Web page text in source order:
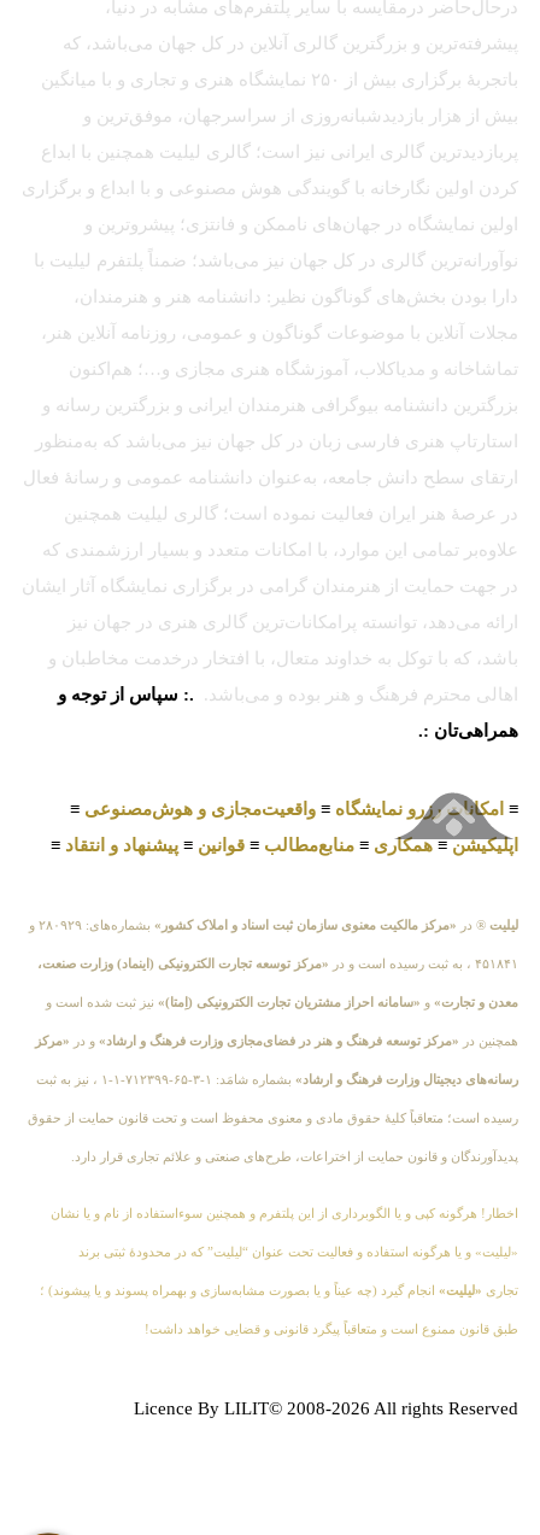
درحال‌حاضر درمقایسه با سایر پلتفرم‌های مشابه در دنیا،
پیشرفته‌ترین و بزرگترین گالری آنلاین در کل جهان می‌باشد، که
باتجربهٔ برگزاری بیش از ۲۵۰ نمایشگاه هنری و تجاری و با میانگین
بیش از هزار بازدیدشبانه‌روزی از سراسرجهان، موفق‌ترین و
پربازدیدترین گالری ایرانی نیز است؛ گالری لیلیت همچنین با ابداع
کردن اولین نگارخانه با گویندگی هوش مصنوعی و با ابداع و برگزاری
اولین نمایشگاه در جهان‌های ناممکن و فانتزی؛ پیشروترین و
نوآورانه‌ترین گالری در کل جهان نیز می‌باشد؛ ضمناً پلتفرم لیلیت با
دارا بودن بخش‌های گوناگون نظیر: دانشنامه هنر و هنرمندان،
مجلات آنلاین با موضوعات گوناگون و عمومی، روزنامه آنلاین هنر،
تماشاخانه و مدیاکلاب، آموزشگاه هنری مجازی و…؛ هم‌اکنون
بزرگترین دانشنامه بیوگرافی هنرمندان ایرانی و بزرگترین رسانه و
استارتاپ هنری فارسی زبان در کل جهان نیز می‌باشد که به‌منظور
ارتقای سطح دانش جامعه، به‌عنوان دانشنامه عمومی و رسانهٔ فعال
در عرصهٔ هنر ایران فعالیت نموده است؛ گالری لیلیت همچنین
علاوه‌بر تمامی این موارد، با امکانات متعدد و بسیار ارزشمندی که
در جهت حمایت از هنرمندان گرامی در برگزاری نمایشگاه آثار ایشان
ارائه می‌دهد، توانسته پرامکانات‌ترین گالری هنری در جهان نیز
باشد، که با توکل به خداوند متعال، با افتخار درخدمت مخاطبان و
اهالی محترم فرهنگ و هنر بوده و می‌باشد. .: سپاس از توجه و
همراهی‌تان :.
≡ امکانات رزرو نمایشگاه ≡ واقعیت‌مجازی و هوش‌مصنوعی ≡
اپلیکیشن≡همکاری ≡ منابع‌مطالب ≡ قوانین ≡ پیشنهاد و انتقاد ≡
لیلیت ® در «مرکز مالکیت معنوی سازمان ثبت اسناد و املاک کشور» بشماره‌های: ۲۸۰۹۲۹ و
۴۵۱۸۴۱ ، به ثبت رسیده است و در «مرکز توسعه تجارت الکترونیکی (اینماد) وزارت صنعت،
معدن و تجارت» و «سامانه احراز مشتریان تجارت الکترونیکی (اِمتا)» نیز ثبت شده است و
همچنین در «مرکز توسعه فرهنگ و هنر در فضای‌مجازی وزارت فرهنگ و ارشاد» و در «مرکز
رسانه‌های دیجیتال وزارت فرهنگ و ارشاد» بشماره شامَد: ۱-۳-۶۵-۷۱۲۳۹۹-۱-۱ ، نیز به ثبت
رسیده است؛ متعاقباً کلیهٔ حقوق مادی و معنوی محفوظ است و تحت قانون حمایت از حقوق
پدیدآورندگان و قانون حمایت از اختراعات، طرح‌های صنعتی و علائم تجاری قرار دارد.
اخطار! هرگونه کپی و یا الگوبرداری از این پلتفرم و همچنین سوءاستفاده از نام و یا نشان
«لیلیت» و یا هرگونه استفاده و فعالیت تحت عنوان “لیلیت” که در محدودهٔ ثبتی برند
تجاری «لیلیت» انجام گیرد (چه عیناً و یا بصورت مشابه‌سازی و بهمراه پسوند و یا پیشوند) ؛
طبق قانون ممنوع است و متعاقباً پیگرد قانونی و قضایی خواهد داشت!
Licence By LILIT© 2008-2026 All rights Reserved